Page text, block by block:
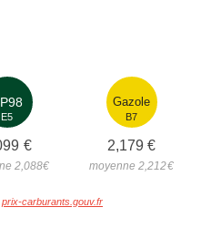
E5
€
2,088€
Gazole
B7
2,179 €
moyenne 2,212€
prix-carburants.gouv.fr